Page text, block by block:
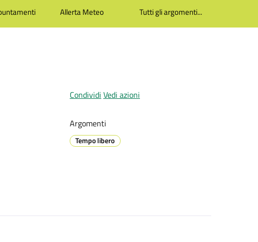
Allerta Meteo Tutti gli argomenti...
Condividi Vedi azioni
Argomenti
Tempo libero